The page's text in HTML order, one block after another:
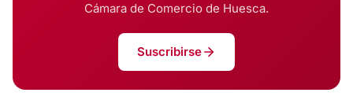
Cámara de Comercio de Huesca.
Suscribirse